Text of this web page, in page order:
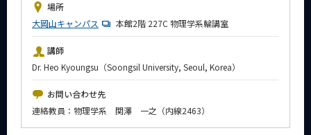
場所
大岡山キャンパス
本館2階 227C 物理学系輪講室
講師
Dr. Heo Kyoungsu（Soongsil University, Seoul, Korea）
お問い合わせ先
連絡教員：物理学系 関澤 一之（内線2463）
イベントカレンダー
Event Calendar
今後のイベント
今後の課程別イベント
年別アーカイブ